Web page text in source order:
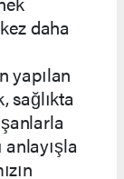
daha
yapılan
sağlıkta